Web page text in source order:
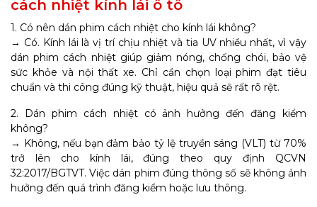
cách nhiệt kính lái ô tô
1. Có nên dán phim cách nhiệt cho kính lái không?
→ Có. Kính lái là vị trí chịu nhiệt và tia UV nhiều nhất, vì vậy
dán phim cách nhiệt giúp giảm nóng, chống chói, bảo vệ
sức khỏe và nội thất xe. Chỉ cần chọn loại phim đạt tiêu
chuẩn và thi công đúng kỹ thuật, hiệu quả sẽ rất rõ rệt.
2. Dán phim cách nhiệt có ảnh hưởng đến đăng kiểm
không?
→ Không, nếu bạn đảm bảo tỷ lệ truyền sáng (VLT) từ 70%
trở lên cho kính lái, đúng theo quy định QCVN
32:2017/BGTVT. Việc dán phim đúng thông số sẽ không ảnh
hưởng đến quá trình đăng kiểm hoặc lưu thông.